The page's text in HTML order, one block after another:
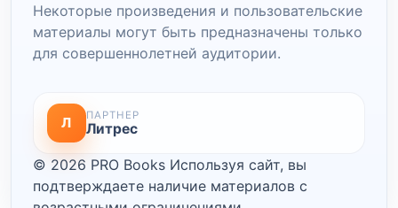
Некоторые произведения и пользовательские
материалы могут быть предназначены только
для совершеннолетней аудитории.
Л ПАРТНЕР
Литрес
© 2026 PRO Books Используя сайт, вы
подтверждаете наличие материалов с